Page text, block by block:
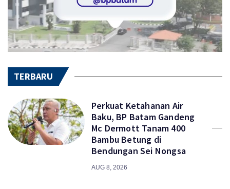
TERBARU
Perkuat Ketahanan Air
Baku, BP Batam Gandeng
Mc Dermott Tanam 400
Bambu Betung di
Bendungan Sei Nongsa
AUG 8, 2026